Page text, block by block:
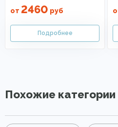
от 2460 руб
Похожие категории